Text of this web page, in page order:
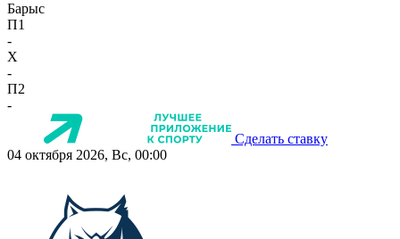
Барыс
П1
-
X
-
П2
-
Сделать ставку
04 октября 2026, Вс, 00:00